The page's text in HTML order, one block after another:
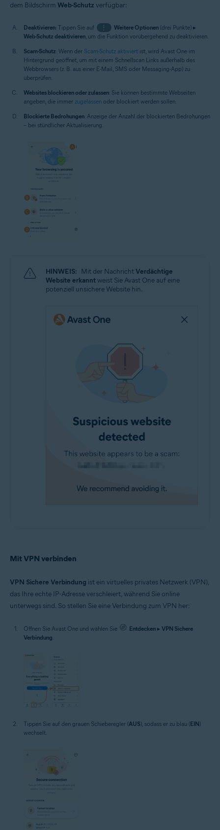
dem Bildschirm Web-Schutz verfügbar:
Deaktivieren: Tippen Sie auf ⋮ Weitere Optionen(drei Punkte) ▸
Web-Schutz deaktivieren , um die Funktion vorübergehend zu deaktivieren.
Scam-Schutz: Wenn der Scam-Schutz aktiviert ist, wird Avast One im
Hintergrund geöffnet, um mit einem Schnellscan Links außerhalb des
Webbrowsers (z. B. aus einer E-Mail, SMS oder Messaging-App) zu
überprüfen.
Websites blockieren oder zulassen: Sie können bestimmte Webseiten
angeben, die immer zugelassen oder blockiert werden sollen.
Blockierte Bedrohungen: Anzeige der Anzahl der blockierten Bedrohungen
– bei stündlicher Aktualisierung.
HINWEIS: Mit der NachrichtVerdächtige
Website erkanntweist Sie Avast One auf eine
potenziell unsichere Website hin.
Mit VPN verbinden
VPN Sichere Verbindung ist ein virtuelles privates Netzwerk (VPN),
das Ihre echte IP-Adresse verschleiert, während Sie online
unterwegs sind. So stellen Sie eine Verbindung zum VPN her:
Öffnen Sie Avast One und wählen Sie Entdecken ▸ VPN Sichere
Verbindung.
Tippen Sie auf den grauen Schieberegler (AUS), sodass er zu blau (EIN)
wechselt.